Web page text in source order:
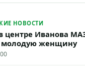
НОВОСТИ
центре Иванова
молодую женщину